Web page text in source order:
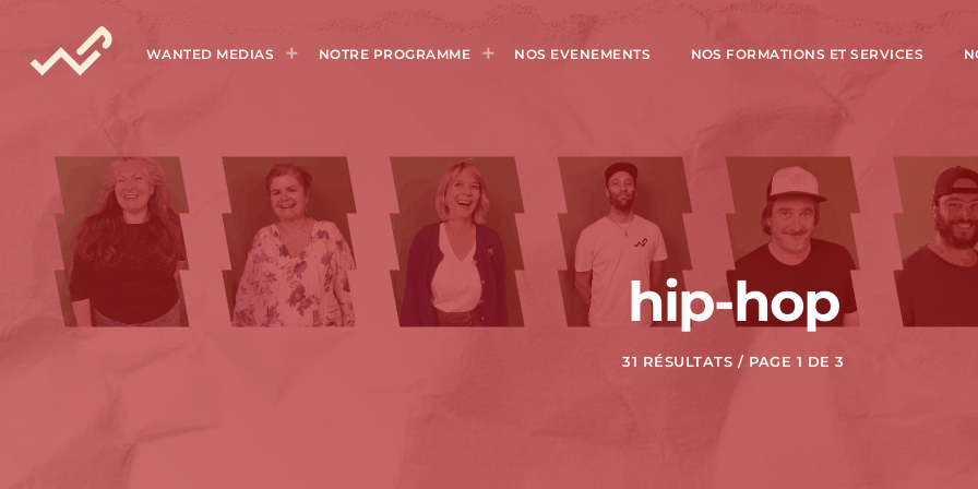
WANTED MEDIAS NOTRE PROGRAMME NOS EVENEMENTS NOS FORMATIONS ET SERVICES
hip-hop
31 RÉSULTATS / PAGE 1 DE 3